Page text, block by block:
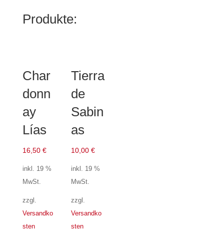
Produkte:
Char
donn
ay
Lías
16,50 €
inkl. 19 %
MwSt.
zzgl.
Versandko
sten
Tierra
de
Sabin
as
10,00 €
inkl. 19 %
MwSt.
zzgl.
Versandko
sten